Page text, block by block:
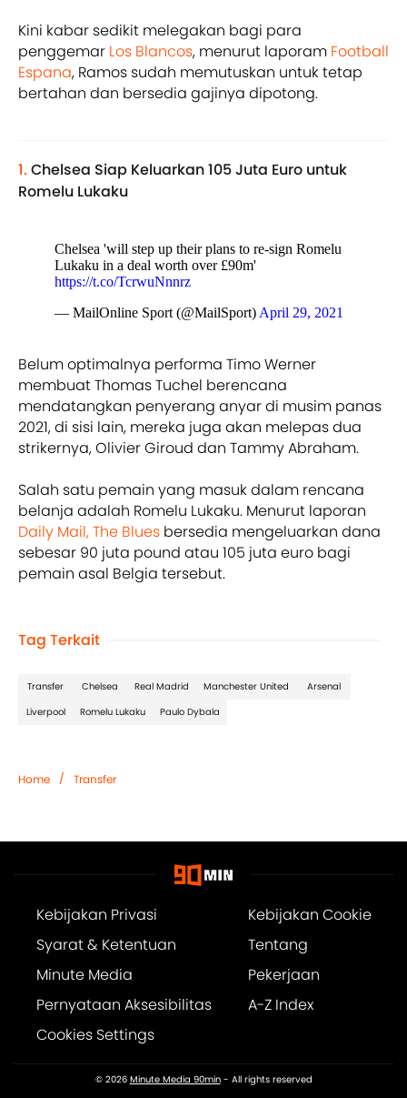
Kini kabar sedikit melegakan bagi para
penggemar Los Blancos, menurut laporam Football
Espana, Ramos sudah memutuskan untuk tetap
bertahan dan bersedia gajinya dipotong.
1. Chelsea Siap Keluarkan 105 Juta Euro untuk
Romelu Lukaku
Chelsea 'will step up their plans to re-sign Romelu
Lukaku in a deal worth over £90m'
https://t.co/TcrwuNnnrz
— MailOnline Sport (@MailSport) April 29, 2021
Belum optimalnya performa Timo Werner
membuat Thomas Tuchel berencana
mendatangkan penyerang anyar di musim panas
2021, di sisi lain, mereka juga akan melepas dua
strikernya, Olivier Giroud dan Tammy Abraham.
Salah satu pemain yang masuk dalam rencana
belanja adalah Romelu Lukaku. Menurut laporan
Daily Mail,The Blues bersedia mengeluarkan dana
sebesar 90 juta pound atau 105 juta euro bagi
pemain asal Belgia tersebut.
Tag Terkait
Transfer Chelsea Real Madrid Manchester United
Arsenal
Liverpool
Romelu Lukaku Paulo Dybala
Home / Transfer
Kebijakan Privasi
Kebijakan Cookie
Syarat & Ketentuan
Tentang
Minute Media
Pekerjaan
Pernyataan Aksesibilitas
A-Z Index
Cookies Settings
© 2026 Minute Media 90min- All rights reserved